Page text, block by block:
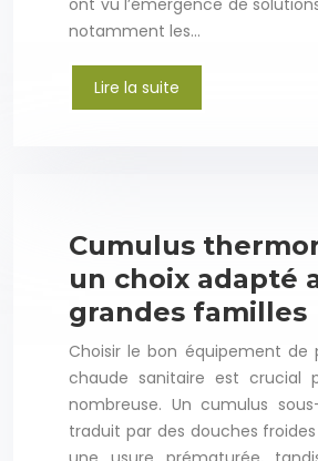
ont vu l’émergence de
notamment les…
Lire la suite
Cumulus
un choix adapté
grandes familles
Choisir le bon équipement de
chaude sanitaire est crucial
nombreuse. Un cumulus
traduit par des douches